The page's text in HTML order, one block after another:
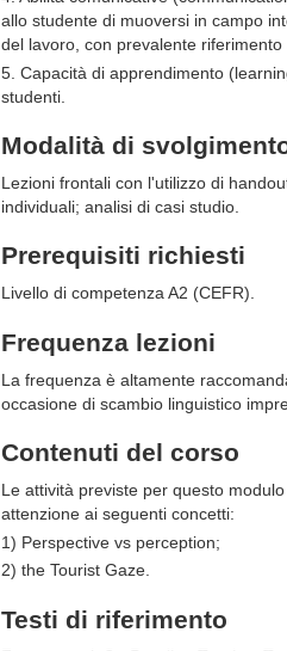
allo studente di muoversi in campo
del lavoro, con prevalente riferimento
5. Capacità di apprendimento
studenti.
Modalità di
Lezioni frontali con l'utilizzo di
individuali; analisi di casi studio.
Prerequisiti richiesti
Livello di competenza A2 (CEFR).
Frequenza lezioni
La frequenza è altamente
occasione di scambio linguistico
Contenuti del corso
Le attività previste per questo
attenzione ai seguenti concetti:
1) Perspective vs perception;
2) the Tourist Gaze.
Testi di riferimento